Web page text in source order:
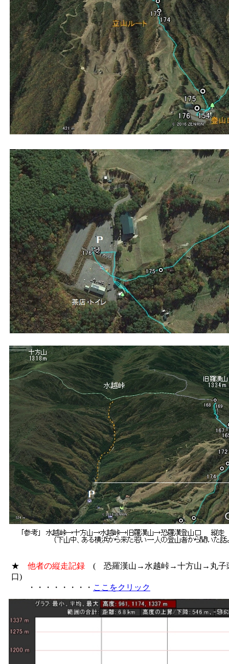
★ 他者の縦走記録 ( 恐羅漢山→水越峠→十方山→丸子
口)
・・・・・・・・ ここをクリック